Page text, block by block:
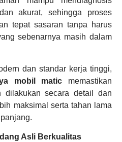
akurat, sehingga proses
tepat sasaran tanpa harus
sebenarnya masih dalam
dan standar kerja tinggi,
mobil matic memastikan
dilakukan secara detail dan
maksimal serta tahan lama
Asli Berkualitas